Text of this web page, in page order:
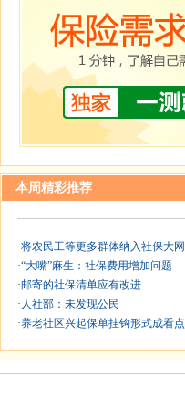
本周精彩推荐
·将农民工等更多群体纳入社保大网
·“大嘴”麻生：社保费用增加问题
·邮寄的社保清单应有改进
· 人社部：未发现公民
·养老社区兴起保单挂钩形式成看点